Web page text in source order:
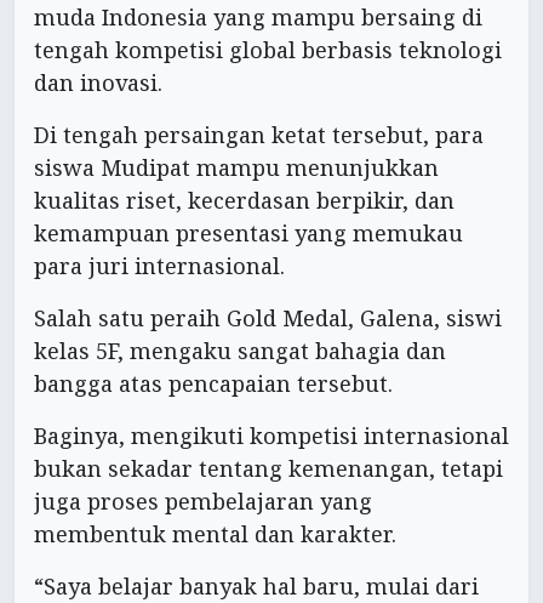
muda Indonesia yang mampu bersaing di
tengah kompetisi global berbasis teknologi
dan inovasi.
Di tengah persaingan ketat tersebut, para
siswa Mudipat mampu menunjukkan
kualitas riset, kecerdasan berpikir, dan
kemampuan presentasi yang memukau
para juri internasional.
Salah satu peraih Gold Medal, Galena, siswi
kelas 5F, mengaku sangat bahagia dan
bangga atas pencapaian tersebut.
Baginya, mengikuti kompetisi internasional
bukan sekadar tentang kemenangan, tetapi
juga proses pembelajaran yang
membentuk mental dan karakter.
“Saya belajar banyak hal baru, mulai dari